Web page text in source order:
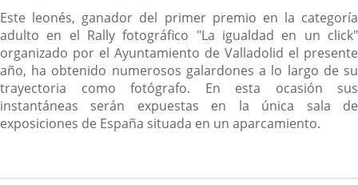
Este leonés, ganador del primer premio en la categoría
adulto en el Rally fotográfico "La igualdad en un click"
organizado por el Ayuntamiento de Valladolid el presente
año, ha obtenido numerosos galardones a lo largo de su
trayectoria como fotógrafo. En esta ocasión sus
instantáneas serán expuestas en la única sala de
exposiciones de España situada en un aparcamiento.